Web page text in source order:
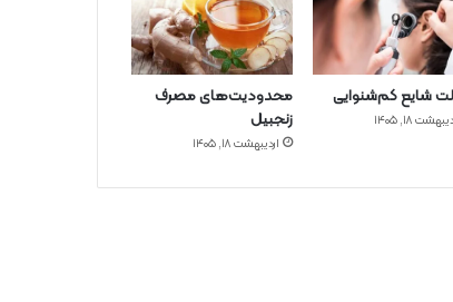
۱۸, ۱۴۰۵
محدودیت‌های مصرف
زنجبیل
اردیبهشت ۱۸, ۱۴۰۵